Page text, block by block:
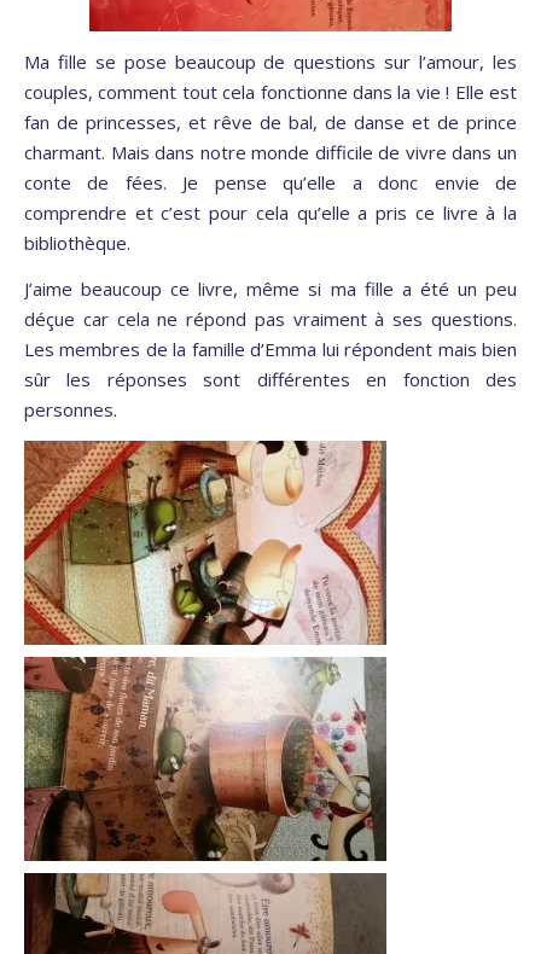
Ma fille se pose beaucoup de questions sur l’amour, les
couples, comment tout cela fonctionne dans la vie ! Elle est
fan de princesses, et rêve de bal, de danse et de prince
charmant. Mais dans notre monde difficile de vivre dans un
conte de fées. Je pense qu’elle a donc envie de
comprendre et c’est pour cela qu’elle a pris ce livre à la
bibliothèque.
J’aime beaucoup ce livre, même si ma fille a été un peu
déçue car cela ne répond pas vraiment à ses questions.
Les membres de la famille d’Emma lui répondent mais bien
sûr les réponses sont différentes en fonction des
personnes.